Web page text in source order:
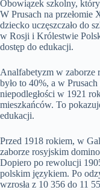
Obowiązek szkolny,
W Prusach na
dziecko uczęszczało do
w Rosji i Królestwie
dostęp do edukacji.
Analfabetyzm w zaborze
było to 40%, a w
niepodległości w 1921
mieszkańców. To
edukacji.
Przed 1918 rokiem, w
zaborze rosyjskim
Dopiero po rewolucji
polskim językiem. Po
wzrosła z 10 356 do 11